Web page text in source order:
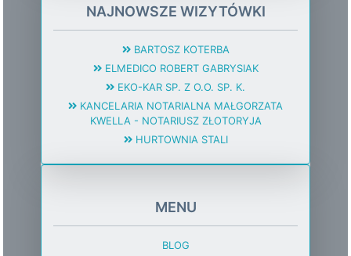
NAJNOWSZE WIZYTÓWKI
BARTOSZ KOTERBA
ELMEDICO ROBERT GABRYSIAK
EKO-KAR SP. Z O.O. SP. K.
KANCELARIA NOTARIALNA MAŁGORZATA
KWELLA - NOTARIUSZ ZŁOTORYJA
HURTOWNIA STALI
MENU
BLOG